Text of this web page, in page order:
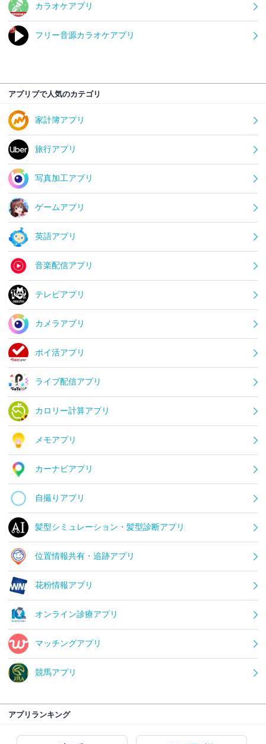
カラオケアプリ
フリー音源カラオケアプリ
アプリブで人気のカテゴリ
家計簿アプリ
旅行アプリ
写真加工アプリ
ゲームアプリ
英語アプリ
音楽配信アプリ
テレビアプリ
カメラアプリ
ポイ活アプリ
ライブ配信アプリ
カロリー計算アプリ
メモアプリ
カーナビアプリ
自撮りアプリ
髪型シミュレーション・髪型診断アプリ
位置情報共有・追跡アプリ
花粉情報アプリ
オンライン診療アプリ
マッチングアプリ
競馬アプリ
アプリランキング